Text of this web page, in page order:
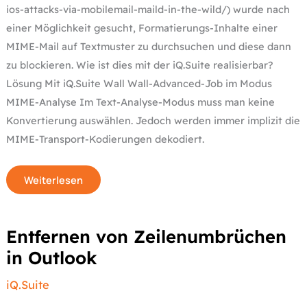
ios-attacks-via-mobilemail-maild-in-the-wild/) wurde nach
einer Möglichkeit gesucht, Formatierungs-Inhalte einer
MIME-Mail auf Textmuster zu durchsuchen und diese dann
zu blockieren. Wie ist dies mit der iQ.Suite realisierbar?
Lösung Mit iQ.Suite Wall Wall-Advanced-Job im Modus
MIME-Analyse Im Text-Analyse-Modus muss man keine
Konvertierung auswählen. Jedoch werden immer implizit die
MIME-Transport-Kodierungen dekodiert.
Weiterlesen
Entfernen von Zeilenumbrüchen
in Outlook
iQ.Suite
Entfernen
von
Zeilenumbrüchen
in
Outlook